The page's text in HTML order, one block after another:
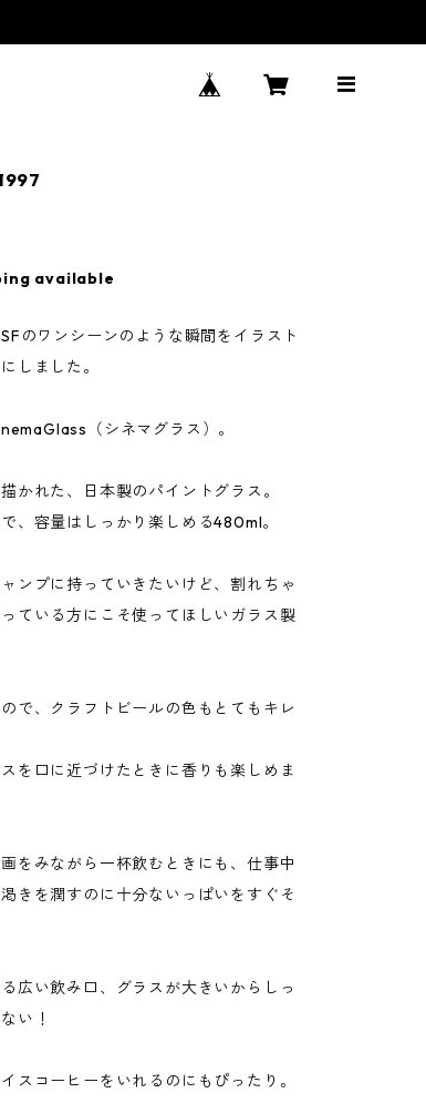
available
のワンシーンのような瞬間をイラスト
しました。
（シネマグラス）。
かれた、日本製のパイントグラス。
、容量はしっかり楽しめる480ml。
ンプに持っていきたいけど、割れちゃ
ている方にこそ使ってほしいガラス製
で、クラフトビールの色もとてもキレ
を口に近づけたときに香りも楽しめま
をみながら一杯飲むときにも、仕事中
きを潤すのに十分ないっぱいをすぐそ
広い飲み口、グラスが大きいからしっ
い！
スコーヒーをいれるのにもぴったり。